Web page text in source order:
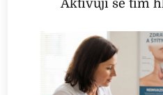
Aktivují se tím